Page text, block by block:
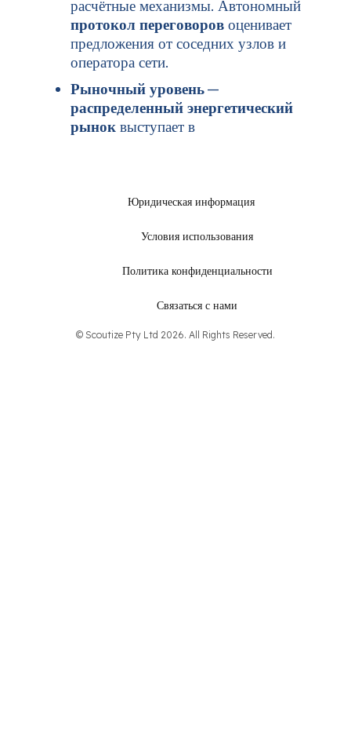
расчётные механизмы. Автономный
протокол переговоров оценивает
предложения от соседних узлов и
оператора сети.
Рыночный уровень—
распределенный энергетический
рынок выступает в
Юридическая информация
Условия использования
Политика конфиденциальности
Связаться с нами
© Scoutize Pty Ltd 2026. All Rights Reserved.